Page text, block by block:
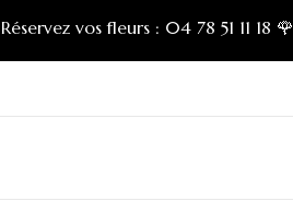
Réservez vos fleurs : 04 78 51 11 18 🌹